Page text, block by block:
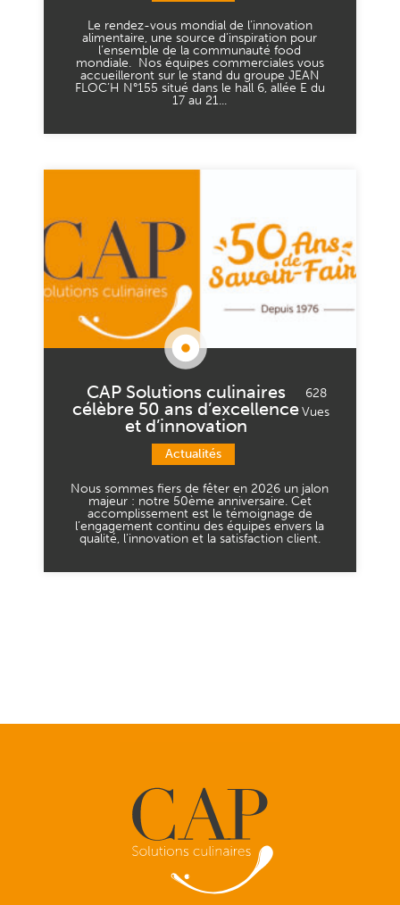
Le rendez-vous mondial de l’innovation
alimentaire, une source d’inspiration pour
l’ensemble de la communauté food
mondiale. Nos équipes commerciales vous
accueilleront sur le stand du groupe JEAN
FLOC’H N°155 situé dans le hall 6, allée E du
17 au 21...
CAP Solutions culinaires
célèbre 50 ans d’excellence
et d’innovation
628
Vues
Actualités
Nous sommes fiers de fêter en 2026 un jalon
majeur : notre 50ème anniversaire. Cet
accomplissement est le témoignage de
l’engagement continu des équipes envers la
qualité, l’innovation et la satisfaction client.